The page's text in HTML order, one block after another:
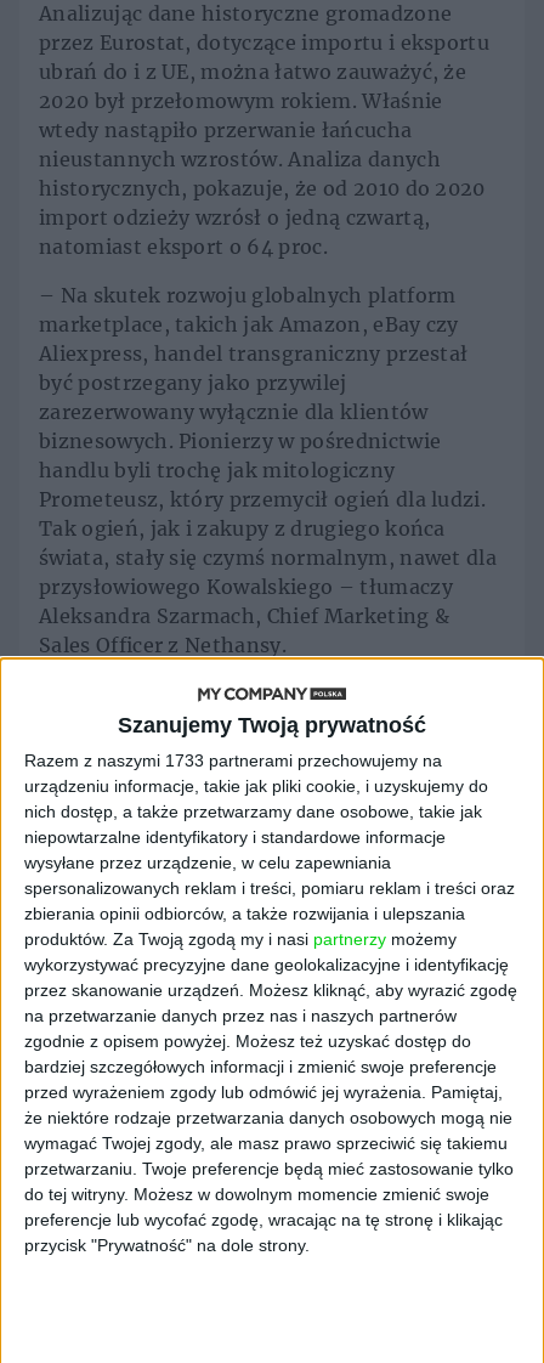
Szanujemy Twoją prywatność
Razem z naszymi 1733 partnerami przechowujemy na
urządzeniu informacje, takie jak pliki cookie, i uzyskujemy do
nich dostęp, a także przetwarzamy dane osobowe, takie jak
niepowtarzalne identyfikatory i standardowe informacje
wysyłane przez urządzenie, w celu zapewniania
spersonalizowanych reklam i treści, pomiaru reklam i treści oraz
zbierania opinii odbiorców, a także rozwijania i ulepszania
produktów. Za Twoją zgodą my i nasi partnerzy możemy
wykorzystywać precyzyjne dane geolokalizacyjne i identyfikację
przez skanowanie urządzeń. Możesz kliknąć, aby wyrazić zgodę
na przetwarzanie danych przez nas i naszych partnerów
zgodnie z opisem powyżej. Możesz też uzyskać dostęp do
bardziej szczegółowych informacji i zmienić swoje preferencje
przed wyrażeniem zgody lub odmówić jej wyrażenia.
Pamiętaj,
że niektóre rodzaje przetwarzania danych osobowych mogą nie
wymagać Twojej zgody, ale masz prawo sprzeciwić się takiemu
przetwarzaniu. Twoje preferencje będą mieć zastosowanie tylko
do tej witryny. Możesz w dowolnym momencie zmienić swoje
preferencje lub wycofać zgodę, wracając na tę stronę i klikając
przycisk "Prywatność" na dole strony.
Analizując dane historyczne gromadzone
przez Eurostat, dotyczące importu i eksportu
ubrań do i z UE, można łatwo zauważyć, że
2020 był przełomowym rokiem. Właśnie
wtedy nastąpiło przerwanie łańcucha
nieustannych wzrostów. Analiza danych
historycznych, pokazuje, że od 2010 do 2020
import odzieży wzrósł o jedną czwartą,
natomiast eksport o 64 proc.
– Na skutek rozwoju globalnych platform
marketplace, takich jak Amazon, eBay czy
Aliexpress, handel transgraniczny przestał
być postrzegany jako przywilej
zarezerwowany wyłącznie dla klientów
biznesowych. Pionierzy w pośrednictwie
handlu byli trochę jak mitologiczny
Prometeusz, który przemycił ogień dla ludzi.
Tak ogień, jak i zakupy z drugiego końca
świata, stały się czymś normalnym, nawet dla
przysłowiowego Kowalskiego – tłumaczy
Aleksandra Szarmach, Chief Marketing &
Sales Officer z Nethansy.
Project Runway po
pekińsku
Liczby z baz Eurostatu wskazują
jednoznacznie, że głównym beneficjentem
europejskiej słabości do strojenia się są Chiny.
To właśnie stamtąd do krajów Wspólnoty
trafia najwięcej odzieży. Chiny do UE wysyłają
tony ubrań, których wartość szacuje się na
niemal 21 mld euro, co stanowi około 30 proc.
wartości całości sprowadzanych do krajów
Wspólnoty ubrań. Na drugim miejscu znalazł
się Bangladesz (12 mld euro, 18 proc.), a na
najniższym stopniu podium Turcja (8 mld
euro, 12 proc.).
– Biorąc pod uwagę cenę, rodzimym
producentom odzieży ciężko jest nawiązać
równą walkę z dalekowschodnią konkurencją,